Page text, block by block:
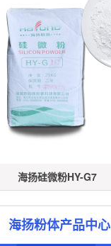
海扬硅微粉HY-G7
海扬粉体产品中心